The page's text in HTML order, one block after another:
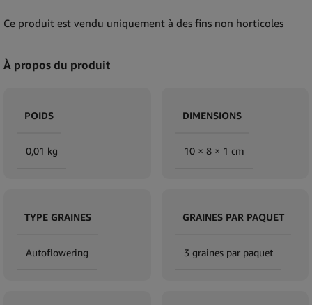
Ce produit est vendu uniquement à des fins non horticoles
À propos du produit
POIDS
0,01 kg
DIMENSIONS
10 × 8 × 1 cm
TYPE GRAINES
Autoflowering
GRAINES PAR PAQUET
3 graines par paquet